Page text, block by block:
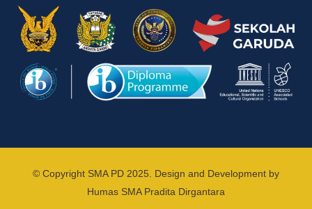
© Copyright SMA PD 2025. Design and Development by
Humas SMA Pradita Dirgantara